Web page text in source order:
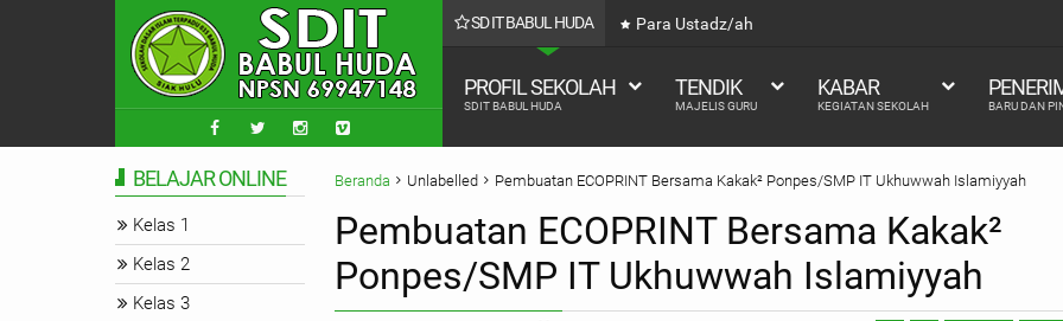
SD IT BABUL HUDA Para Ustadz/ah
PROFIL SEKOLAH
SDIT BABUL HUDA
TENDIK
MAJELIS GURU
KABAR
KEGIATAN SEKOLAH BARU DAN
Beranda Unlabelled Pembuatan ECOPRINT Bersama Kakak² Ponpes/SMP IT Ukhuwwah Islamiyyah
Pembuatan ECOPRINT Bersama Kakak²
Ponpes/SMP IT Ukhuwwah Islamiyyah
BELAJAR ONLINE
Kelas 1
Kelas 2
Kelas 3